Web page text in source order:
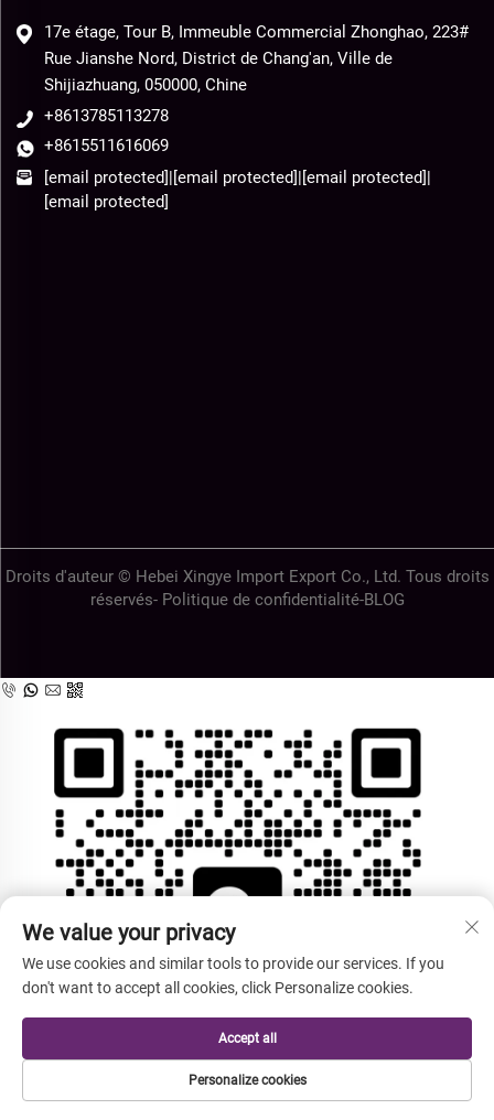
17e étage, Tour B, Immeuble Commercial Zhonghao, 223#
Rue Jianshe Nord, District de Chang'an, Ville de
Shijiazhuang, 050000, Chine
+8613785113278
+8615511616069
[email protected]|[email protected]|[email protected]|
[email protected]
Droits d'auteur © Hebei Xingye Import Export Co., Ltd. Tous droits
réservés- Politique de confidentialité-BLOG
We value your privacy
We use cookies and similar tools to provide our services. If you
don't want to accept all cookies, click Personalize cookies.
Personalize cookies
Accept all